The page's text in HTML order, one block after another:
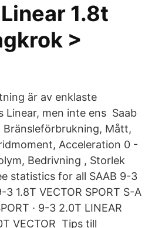
1.8t
>
är av enklaste
Linear, men inte ens Saab
Mått,
Acceleration 0 -
Bedrivning , Storlek
statistics for all SAAB 9-3
1.8T VECTOR SPORT S-A
· 9-3 2.0T LINEAR
VECTOR Tips till